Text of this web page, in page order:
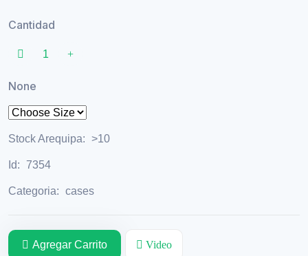
Cantidad
None
Stock Arequipa: >10
Id: 7354
Categoria: cases
Agregar Carrito Video